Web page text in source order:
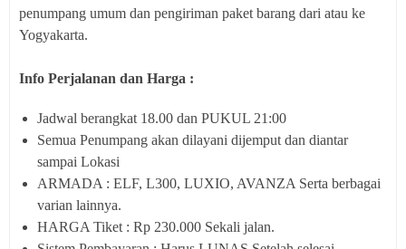
penumpang umum dan pengiriman paket barang dari atau ke
Yogyakarta.
Info Perjalanan dan Harga :
Jadwal berangkat 18.00 dan PUKUL 21:00
Semua Penumpang akan dilayani dijemput dan diantar
sampai Lokasi
ARMADA : ELF, L300, LUXIO, AVANZA Serta berbagai
varian lainnya.
HARGA Tiket : Rp 230.000 Sekali jalan.